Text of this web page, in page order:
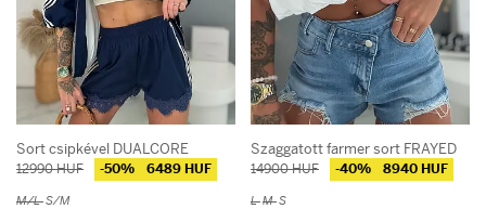
Sort csipkével DUALCORE
12990 HUF -50% 6489 HUF
M/LS/M
Szaggatott farmer sort FRAYED
14900 HUF -40% 8940 HUF
LMS